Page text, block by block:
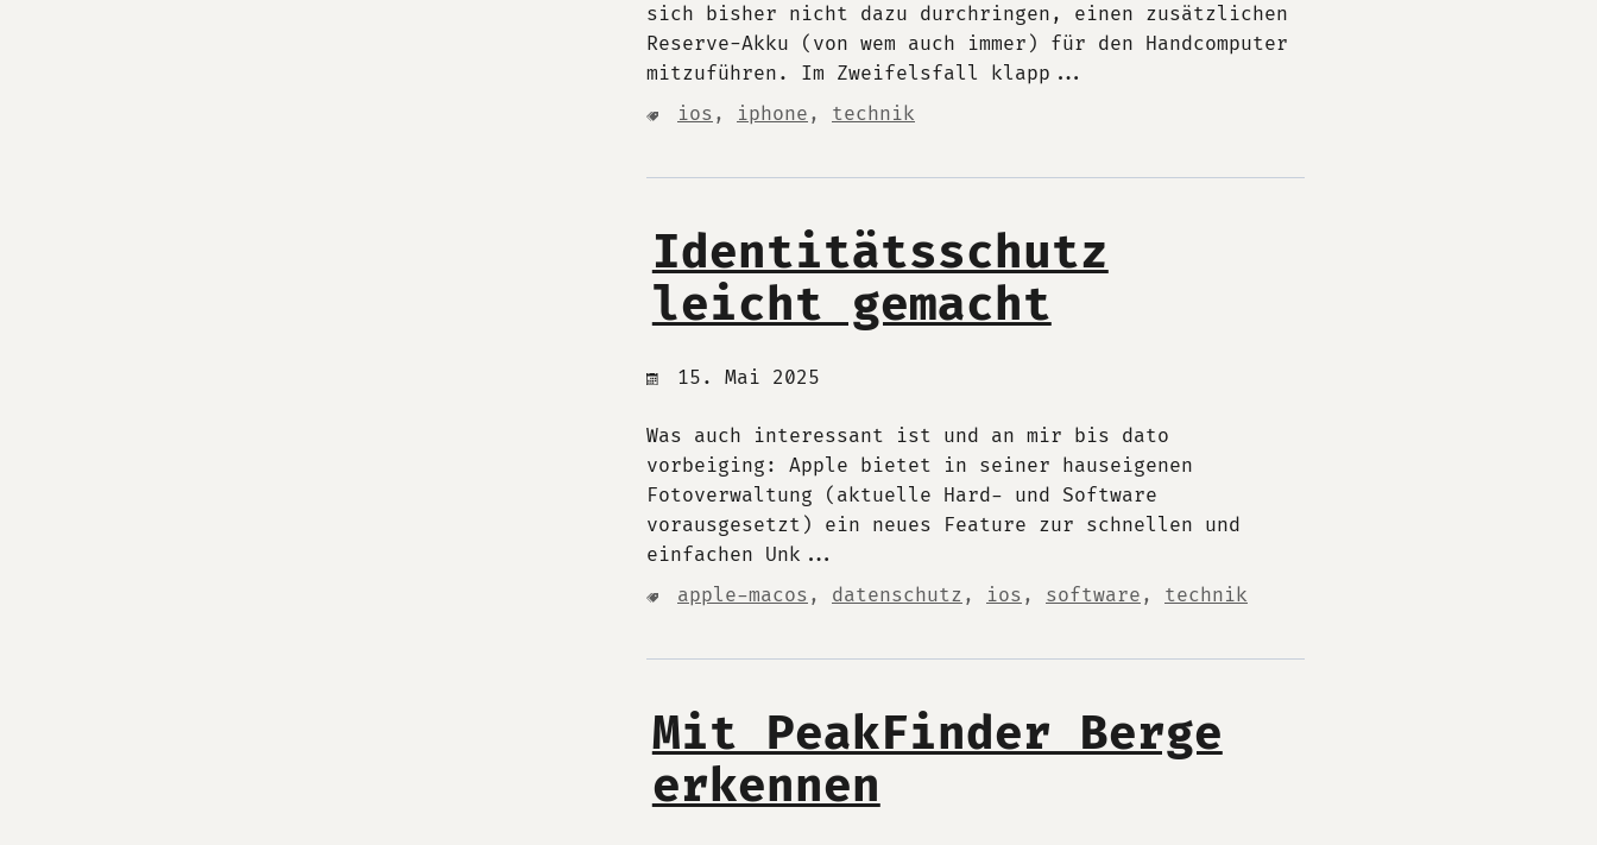
sich bisher nicht dazu durchringen, einen zusätzlichen
Reserve-Akku (von wem auch immer) für den Handcomputer
mitzuführen. Im Zweifelsfall klapp...
ios , iphone , technik
Identitätsschutz
leicht gemacht
15. Mai 2025
Was auch interessant ist und an mir bis dato
vorbeiging: Apple bietet in seiner hauseigenen
Fotoverwaltung (aktuelle Hard- und Software
vorausgesetzt) ein neues Feature zur schnellen und
einfachen Unk...
apple-macos , datenschutz , ios , software , technik
Mit PeakFinder Berge
erkennen